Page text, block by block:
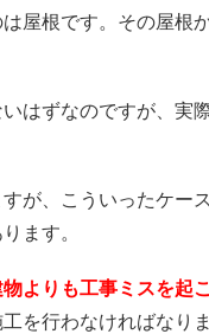
屋根です。その屋根
はずなのですが、実
が、こういったケー
ます。
よりも工事ミスを起
を行わなければなり